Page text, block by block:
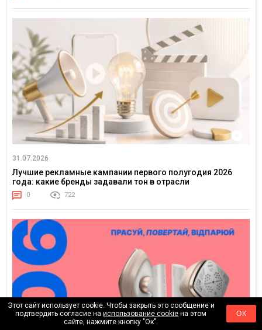
31.07.2026
Лучшие рекламные кампании первого полугодия 2026
года: какие бренды задавали тон в отрасли
0 722
Этот сайт использует cookie. Чтобы закрыть это сообщение и
подтвердить согласие наиспользование cookie на этом
сайте, нажмите кнопку "Ок".
ОК